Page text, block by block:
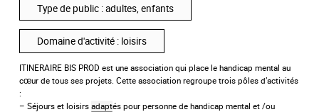
Type de public : adultes, enfants
Domaine d'activité : loisirs
ITINERAIRE BIS PROD est une association qui place le handicap mental au
cœur de tous ses projets. Cette association regroupe trois pôles d’activités
:
– Séjours et loisirs adaptés pour personne de handicap mental et /ou